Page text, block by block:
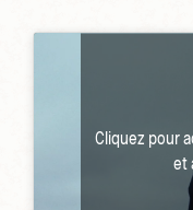
Cliquez pour
et